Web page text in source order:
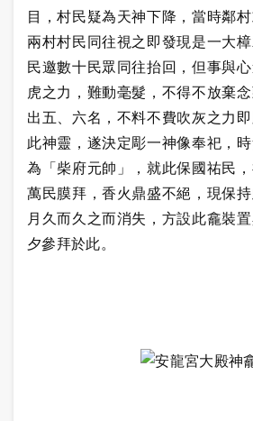
目，村民疑為天神下降，當時鄰
兩村村民同往視之即發現是一大
民邀數十民眾同往抬回，但事與
虎之力，難動毫髮，不得不放棄
出五、六名，不料不費吹灰之力
此神靈，遂決定彫一神像奉祀，
為「柴府元帥」，就此保國祐民
萬民膜拜，香火鼎盛不絕，現保
月久而久之而消失，方設此龕裝
夕參拜於此。